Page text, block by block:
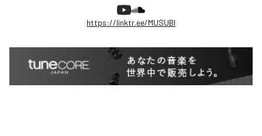
https://linktr.ee/MUSUBI